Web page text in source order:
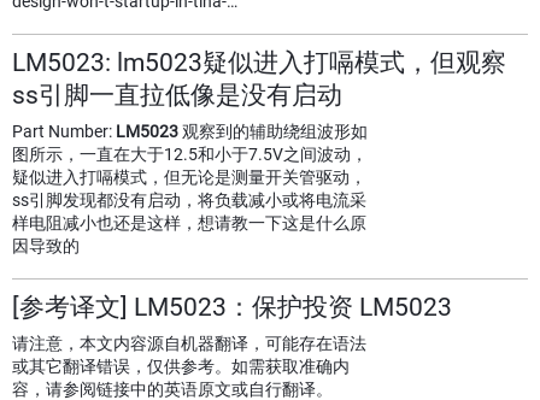
LM5023: lm5023疑似进入打嗝模式，但观察
ss引脚一直拉低像是没有启动
Part Number: LM5023观察到的辅助绕组波形如
图所示，一直在大于12.5和小于7.5V之间波动，
疑似进入打嗝模式，但无论是测量开关管驱动，
ss引脚发现都没有启动，将负载减小或将电流采
样电阻减小也还是这样，想请教一下这是什么原
因导致的
[参考译文] LM5023：保护投资 LM5023
请注意，本文内容源自机器翻译，可能存在语法
或其它翻译错误，仅供参考。如需获取准确内
容，请参阅链接中的英语原文或自行翻译。